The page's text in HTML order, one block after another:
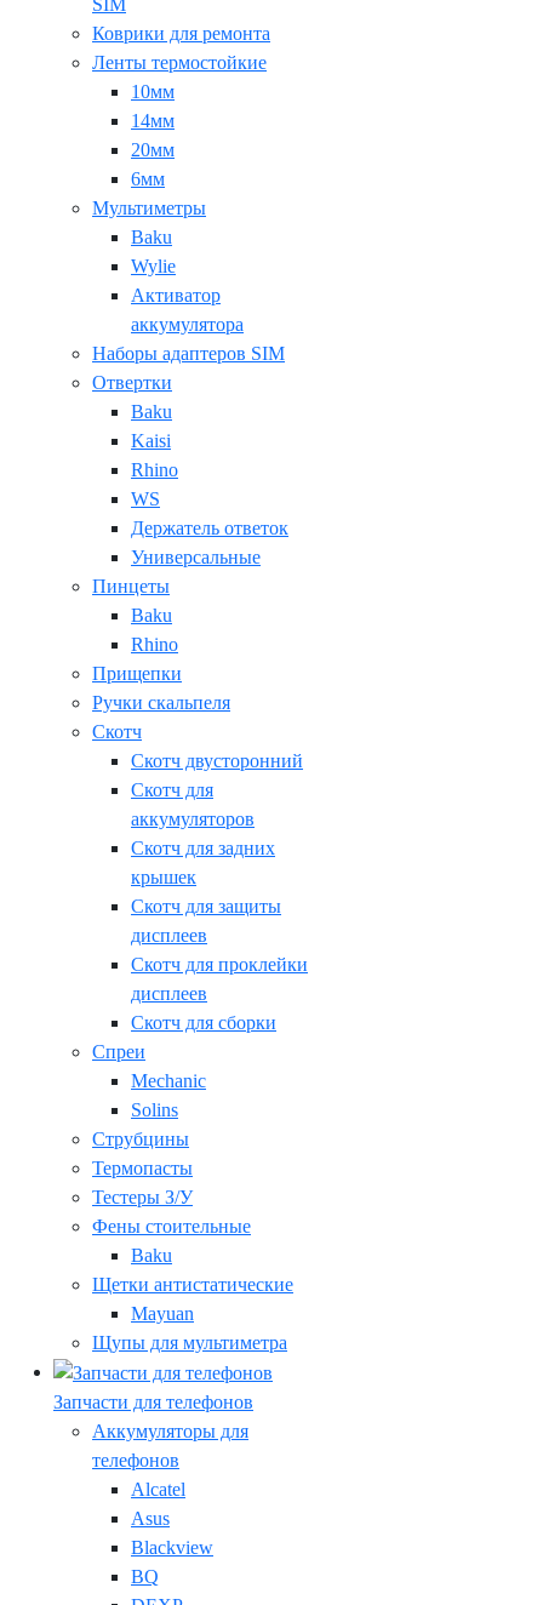
SIM
Коврики для ремонта
Ленты термостойкие
10мм
14мм
20мм
6мм
Мультиметры
Baku
Wylie
Активатор
аккумулятора
Наборы адаптеров SIM
Отвертки
Baku
Kaisi
Rhino
WS
Держатель ответок
Универсальные
Пинцеты
Baku
Rhino
Прищепки
Ручки скальпеля
Скотч
Скотч двусторонний
Скотч для
аккумуляторов
Скотч для задних
крышек
Скотч для защиты
дисплеев
Скотч для проклейки
дисплеев
Скотч для сборки
Спреи
Mechanic
Solins
Струбцины
Термопасты
Тестеры З/У
Фены стоительные
Baku
Щетки антистатические
Mayuan
Щупы для мультиметра
Запчасти для телефонов
Аккумуляторы для
телефонов
Alcatel
Asus
Blackview
BQ